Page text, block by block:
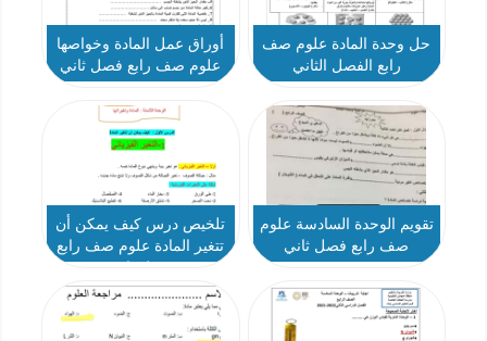
حل وحدة المادة علوم صف
رابع الفصل الثاني
أوراق عمل المادة وخواصها
علوم صف رابع فصل ثاني
تقويم الوحدة السادسة علوم
صف رابع فصل ثاني
تلخيص درس كيف يمكن أن
تتغير المادة علوم صف رابع